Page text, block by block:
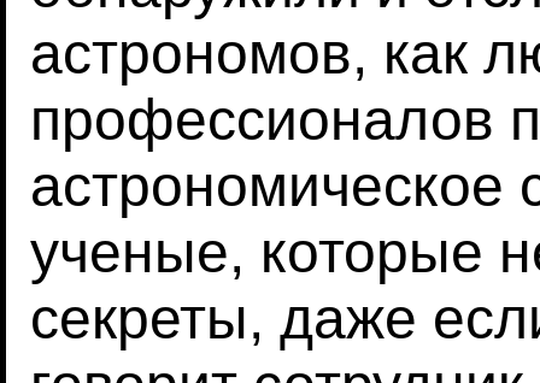
астрономов, как
профессионалов
астрономическое
ученые, которые
секреты, даже